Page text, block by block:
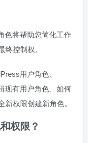
色将帮助您简化工作
终控制权。
用户角色、
现有用户角色、如何
权限创建新角色。
权限？